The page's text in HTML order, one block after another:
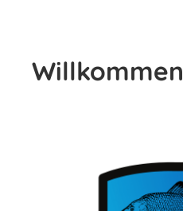
Willkommen